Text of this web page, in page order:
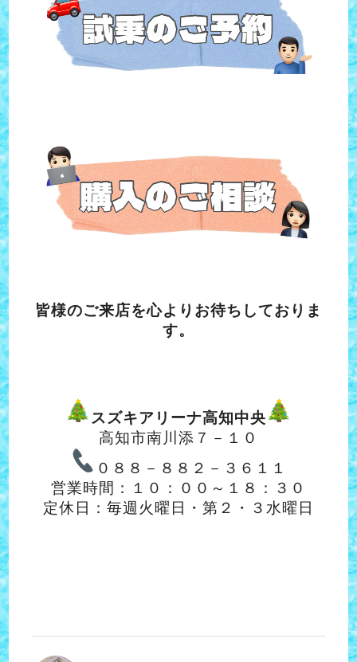
皆様のご来店を心よりお待ちしておりま
す。
スズキアリーナ高知中央
高知市南川添７－１０
０８８－８８２－３６１１
営業時間：１０：００～１８：３０
定休日：毎週火曜日・第２・３水曜日